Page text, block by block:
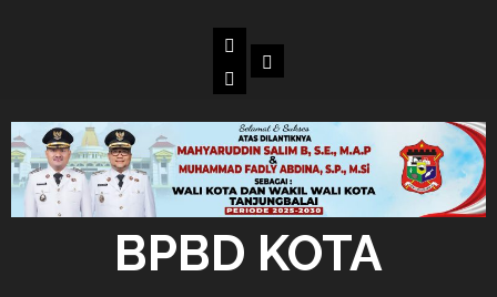
Beranda
BPBD
Tanjungbalai
Dokumen
BPBD KOTA